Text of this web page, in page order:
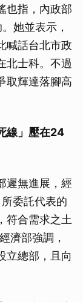
也指，內政部
她並表示，
喊話台北市政
北士科。不過
取輝達落腳高
線」壓在24
遲無進展，經
委託代表的
符合需求之土
濟部強調，
立總部，且向